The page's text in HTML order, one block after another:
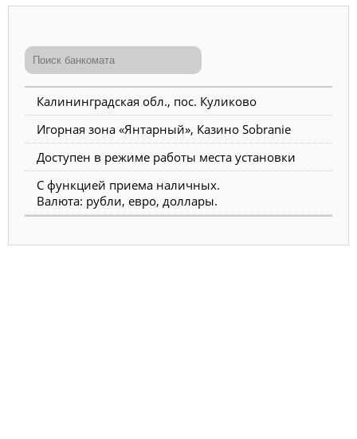
Калининградская обл., пос. Куликово
Игорная зона «Янтарный», Казино Sobranie
Доступен в режиме работы места установки
С функцией приема наличных.
Валюта: рубли, евро, доллары.